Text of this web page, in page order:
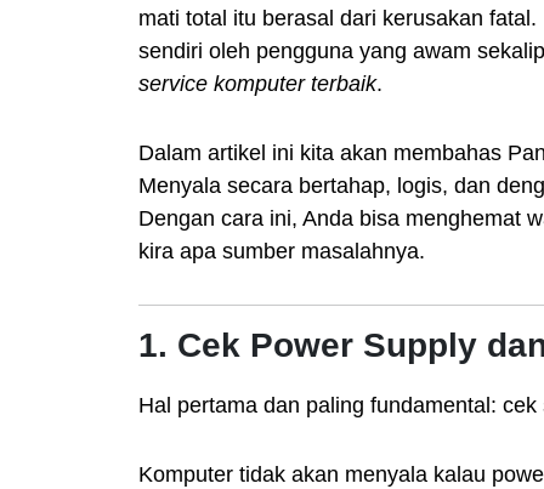
mati total itu berasal dari kerusakan
sendiri oleh pengguna yang awam
service komputer terbaik.
Dalam artikel ini kita akan membahas
Menyala secara bertahap, logis, dan
Dengan cara ini, Anda bisa menghemat
kira apa sumber masalahnya.
1. Cek Power Supply
Hal pertama dan paling fundamental:
Komputer tidak akan menyala kalau